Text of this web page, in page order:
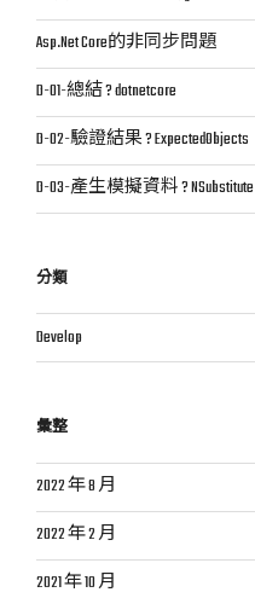
Asp.Net Core的非同步問題
D-01-總結 ? dotnetcore
D-02-驗證結果 ? ExpectedObjects
D-03-產生模擬資料 ? NSubstitute
分類
Develop
彙整
2022 年 8 月
2022 年 2 月
2021 年 10 月